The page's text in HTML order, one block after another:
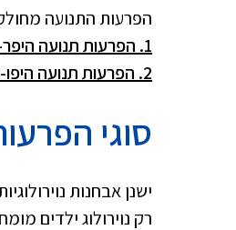
הפרעות התנועה
1. הפרעות תנועה היפר-קינטיות-
2. הפרעות תנועה היפו-קינטיות-
סוגי
ישנן אבחנות
רק נוירולוג ילדים